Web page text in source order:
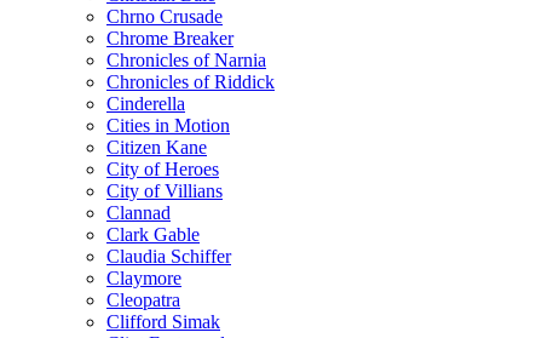
Chrno Crusade
Chrome Breaker
Chronicles of Narnia
Chronicles of Riddick
Cinderella
Cities in Motion
Citizen Kane
City of Heroes
City of Villians
Clannad
Clark Gable
Claudia Schiffer
Claymore
Cleopatra
Clifford Simak